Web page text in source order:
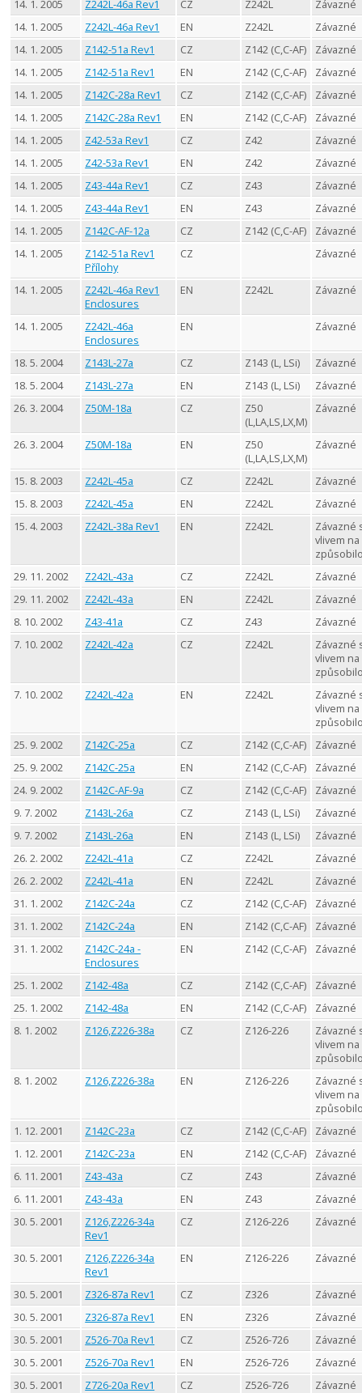
14. 1. 2005 Z242L-46a Rev1 CZ Z242L
Závazné
14. 1. 2005
Z242L-46a Rev1 EN Z242L
Závazné
14. 1. 2005
Z142-51a Rev1 CZ Z142 (C,C-AF)
Závazné
14. 1. 2005
Z142-51a Rev1 EN Z142 (C,C-AF)
Závazné
14. 1. 2005
Z142C-28a Rev1 CZ Z142 (C,C-AF)
Závazné
14. 1. 2005
Z142C-28a Rev1 EN Z142 (C,C-AF)
Závazné
14. 1. 2005
Z42-53a Rev1 CZ Z42
Závazné
14. 1. 2005
Z42-53a Rev1 EN Z42
Závazné
14. 1. 2005
Z43-44a Rev1 CZ Z43
Závazné
14. 1. 2005
Z43-44a Rev1 EN Z43
Závazné
14. 1. 2005
Z142C-AF-12a CZ Z142 (C,C-AF)
Závazné
14. 1. 2005
Z142-51a Rev1
Přílohy
CZ Závazné
14. 1. 2005
Z242L-46a Rev1
Enclosures
EN Z242L Závazné
14. 1. 2005
Z242L-46a
Enclosures
EN Závazné
18. 5. 2004 Z143L-27a CZ Z143 (L, LSi)
Závazné
18. 5. 2004
Z143L-27a EN Z143 (L, LSi)
Závazné
26. 3. 2004
Z50M-18a CZ
Z50
(L,LA,LS,LX,M)
Závazné
26. 3. 2004 Z50M-18a EN
Z50
(L,LA,LS,LX,M)
Závazné
15. 8. 2003 Z242L-45a CZ Z242L
Závazné
15. 8. 2003
Z242L-45a EN Z242L
Závazné
15. 4. 2003
Z242L-38a Rev1 EN Z242L
Závazné
vlivem na
29. 11. 2002
Z242L-43a CZ Z242L
Závazné
29. 11. 2002
Z242L-43a EN Z242L
Závazné
8. 10. 2002
Z43-41a CZ Z43
Závazné
7. 10. 2002
Z242L-42a CZ Z242L
Závazné
vlivem na
7. 10. 2002
Z242L-42a EN Z242L
Závazné
vlivem na
25. 9. 2002
Z142C-25a CZ Z142 (C,C-AF)
Závazné
25. 9. 2002
Z142C-25a EN Z142 (C,C-AF)
Závazné
24. 9. 2002
Z142C-AF-9a CZ Z142 (C,C-AF)
Závazné
9. 7. 2002
Z143L-26a CZ Z143 (L, LSi)
Závazné
9. 7. 2002
Z143L-26a EN Z143 (L, LSi)
Závazné
26. 2. 2002
Z242L-41a CZ Z242L
Závazné
26. 2. 2002
Z242L-41a EN Z242L
Závazné
31. 1. 2002
Z142C-24a CZ Z142 (C,C-AF)
Závazné
31. 1. 2002
Z142C-24a EN Z142 (C,C-AF)
Závazné
31. 1. 2002
Z142C-24a -
Enclosures
EN Z142 (C,C-AF) Závazné
25. 1. 2002 Z142-48a CZ Z142 (C,C-AF)
Závazné
25. 1. 2002
Z142-48a EN Z142 (C,C-AF)
Závazné
8. 1. 2002
Z126,Z226-38a CZ Z126-226
Závazné
vlivem na
8. 1. 2002
Z126,Z226-38a EN Z126-226
Závazné
vlivem na
1. 12. 2001
Z142C-23a CZ Z142 (C,C-AF)
Závazné
1. 12. 2001
Z142C-23a EN Z142 (C,C-AF)
Závazné
6. 11. 2001
Z43-43a CZ Z43
Závazné
6. 11. 2001
Z43-43a EN Z43
Závazné
30. 5. 2001
Z126,Z226-34a
Rev1
CZ Z126-226 Závazné
30. 5. 2001
Z126,Z226-34a
Rev1
EN Z126-226 Závazné
30. 5. 2001 Z326-87a Rev1 CZ Z326
Závazné
30. 5. 2001
Z326-87a Rev1 EN Z326
Závazné
30. 5. 2001
Z526-70a Rev1 CZ Z526-726
Závazné
30. 5. 2001
Z526-70a Rev1 EN Z526-726
Závazné
30. 5. 2001
Z726-20a Rev1 CZ Z526-726
Závazné